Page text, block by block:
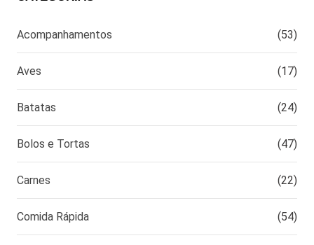
Acompanhamentos (53)
Aves (17)
Batatas (24)
Bolos e Tortas (47)
Carnes (22)
Comida Rápida (54)